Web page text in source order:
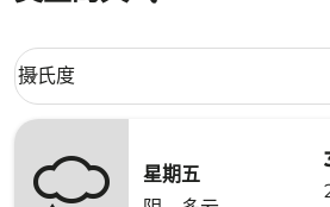
Weather unit option 摄氏度 Selected
摄氏度
keyboard_arrow_down
星期五